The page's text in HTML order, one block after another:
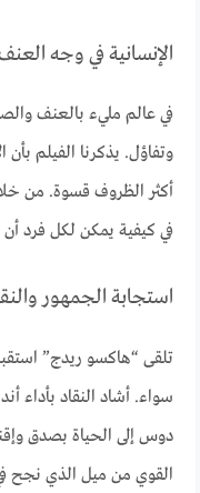
الإنسانية في وجه
في عالم مليء بالعنف
وتفاؤل. يذكرنا الفيلم
أكثر الظروف قسوة. من
في كيفية يمكن لكل فرد أن
استجابة الجمهور
تلقى “هاكسو ريدج”
سواء. أشاد النقاد بأداء
دوس إلى الحياة بصدق
القوي من ميل الذي نجح